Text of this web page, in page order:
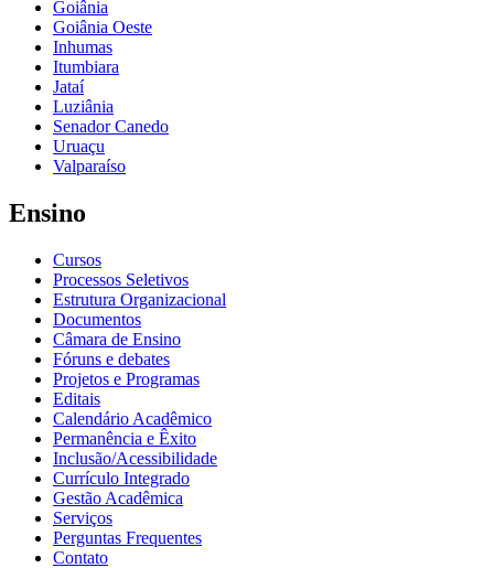
Goiânia
Goiânia Oeste
Inhumas
Itumbiara
Jataí
Luziânia
Senador Canedo
Uruaçu
Valparaíso
Ensino
Cursos
Processos Seletivos
Estrutura Organizacional
Documentos
Câmara de Ensino
Fóruns e debates
Projetos e Programas
Editais
Calendário Acadêmico
Permanência e Êxito
Inclusão/Acessibilidade
Currículo Integrado
Gestão Acadêmica
Serviços
Perguntas Frequentes
Contato